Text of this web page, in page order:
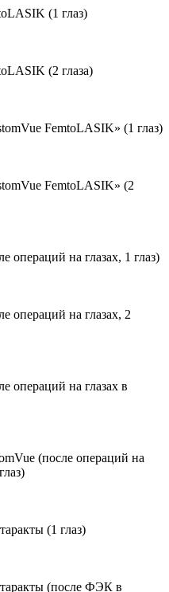
(1 глаз)
(2 глаза)
FemtoLASIK» (1 глаз)
FemtoLASIK» (2
операций на глазах, 1 глаз)
операций на глазах, 2
операций на глазах в
(после операций на
(1 глаз)
(после ФЭК в